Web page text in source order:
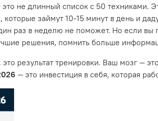
не длинный список с 50 техниками.
займут 10-15 минут в день и
раз в неделю не поможет. Но если вы
решения, помнить больше
это результат тренировки. Ваш мозг
— это инвестиция в себя, которая